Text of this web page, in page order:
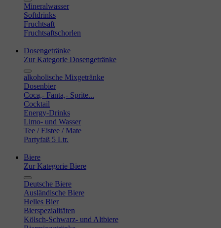
Mineralwasser
Softdrinks
Fruchtsaft
Fruchtsaftschorlen
Dosengetränke
Zur Kategorie Dosengetränke
alkoholische Mixgetränke
Dosenbier
Coca,- Fanta,- Sprite...
Cocktail
Energy-Drinks
Limo- und Wasser
Tee / Eistee / Mate
Partyfaß 5 Ltr.
Biere
Zur Kategorie Biere
Deutsche Biere
Ausländische Biere
Helles Bier
Bierspezialitäten
Kölsch-Schwarz- und Altbiere